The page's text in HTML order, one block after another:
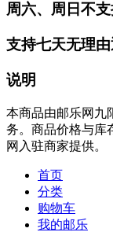
周六、周日不
支持七天无理
说明
本商品由邮乐网九
务。商品价格与库
网入驻商家提供。
首页
分类
购物车
我的邮乐